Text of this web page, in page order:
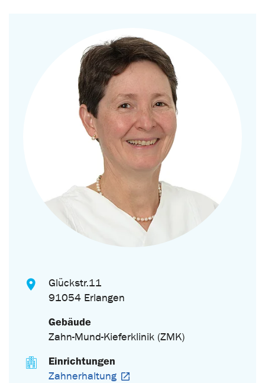
Glückstr.11
91054 Erlangen
Gebäude
Zahn-Mund-Kieferklinik (ZMK)
Einrichtungen
Zahnerhaltung